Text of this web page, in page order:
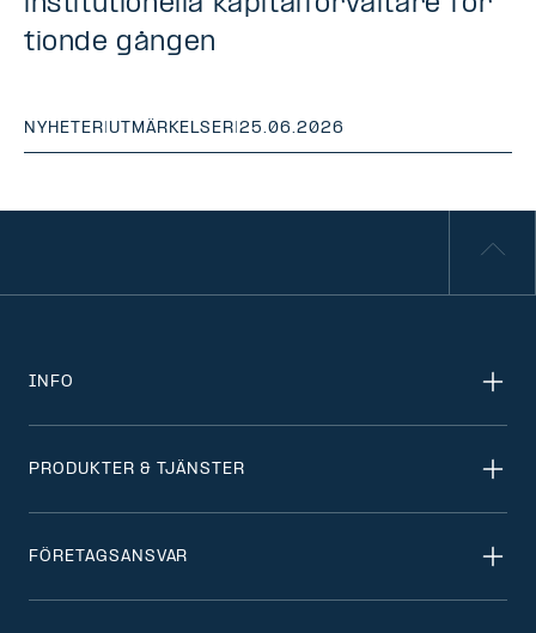
tionde gången
NYHETER| UTMÄRKELSER|25.06.2026
INFO
PRODUKTER & TJÄNSTER
FÖRETAGSANSVAR